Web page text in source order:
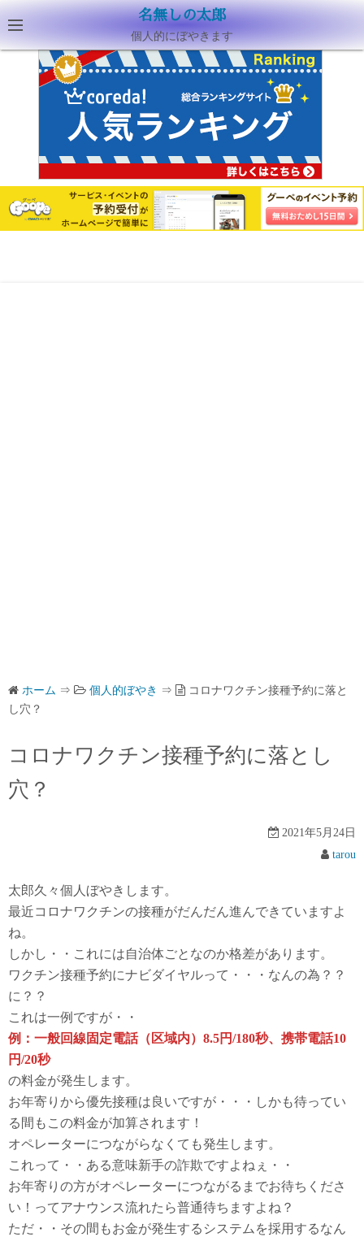
名無しの太郎
個人的にぼやきます
ホーム ⇒ 個人的ぼやき ⇒
コロナワクチン接種予約に落と
し穴？
コロナワクチン接種予約に落とし
穴？
2021年5月24日
tarou
太郎久々個人ぼやきします。
最近コロナワクチンの接種がだんだん進んできていますよ
ね。
しかし・・これには自治体ごとなのか格差があります。
ワクチン接種予約にナビダイヤルって・・・なんの為？？
に？？
これは一例ですが・・
例：一般回線固定電話（区域内）8.5円/180秒、携帯電話10
円/20秒
の料金が発生します。
お年寄りから優先接種は良いですが・・・しかも待ってい
る間もこの料金が加算されます！
オペレーターにつながらなくても発生します。
これって・・ある意味新手の詐欺ですよねぇ・・
お年寄りの方がオペレーターにつながるまでお待ちくださ
い！ってアナウンス流れたら普通待ちますよね？
ただ・・その間もお金が発生するシステムを採用するなん